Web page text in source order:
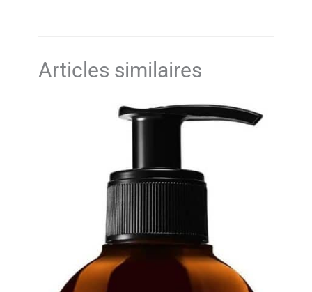
Articles similaires